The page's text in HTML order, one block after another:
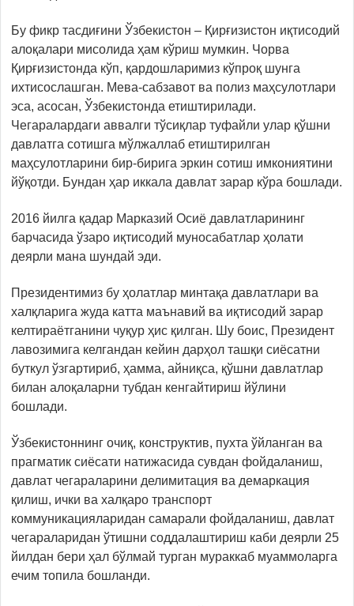
Бу фикр тасдиғини Ўзбекистон – Қирғизистон иқтисодий
алоқалари мисолида ҳам кўриш мумкин. Чорва
Қирғизистонда кўп, қардошларимиз кўпроқ шунга
ихтисослашган. Мева-сабзавот ва полиз маҳсулотлари
эса, асосан, Ўзбекистонда етиштирилади.
Чегаралардаги аввалги тўсиқлар туфайли улар қўшни
давлатга сотишга мўлжаллаб етиштирилган
маҳсулотларини бир-бирига эркин сотиш имкониятини
йўқотди. Бундан ҳар иккала давлат зарар кўра бошлади.
2016 йилга қадар Марказий Осиё давлатларининг
барчасида ўзаро иқтисодий муносабатлар ҳолати
деярли мана шундай эди.
Президентимиз бу ҳолатлар минтақа давлатлари ва
халқларига жуда катта маънавий ва иқтисодий зарар
келтираётганини чуқур ҳис қилган. Шу боис, Президент
лавозимига келгандан кейин дарҳол ташқи сиёсатни
буткул ўзгартириб, ҳамма, айниқса, қўшни давлатлар
билан алоқаларни тубдан кенгайтириш йўлини
бошлади.
Ўзбекистоннинг очиқ, конструктив, пухта ўйланган ва
прагматик сиёсати натижасида сувдан фойдаланиш,
давлат чегараларини делимитация ва демаркация
қилиш, ички ва халқаро транспорт
коммуникацияларидан самарали фойдаланиш, давлат
чегараларидан ўтишни соддалаштириш каби деярли 25
йилдан бери ҳал бўлмай турган мураккаб муаммоларга
ечим топила бошланди.